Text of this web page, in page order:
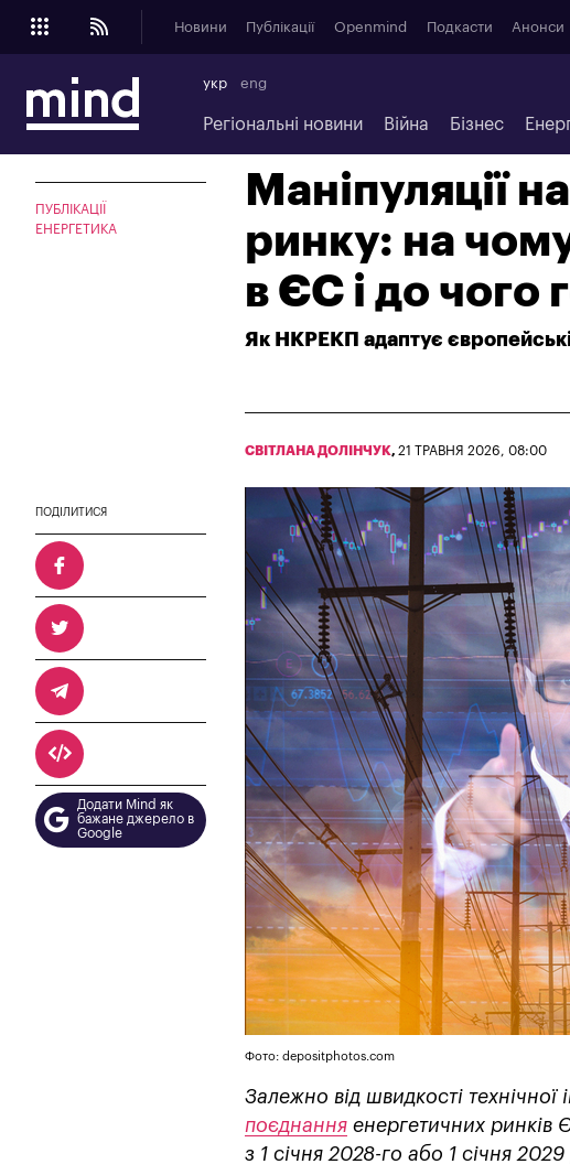
Новини Публікації Openmind Подкасти Анонси
укр eng
Регіональні новини Війна Бізнес
ПУБЛІКАЦІЇ
ЕНЕРГЕТИКА
Маніпуляції
ринку: на
в ЄС і до чого
Як НКРЕКП адаптує
СВІТЛАНА ДОЛІНЧУК, 21 ТРАВНЯ 2026, 08:00
ПОДІЛИТИСЯ
Додати Mind як
бажане джерело в
Google
Фото: depositphotos.com
Залежно від швидкості технічної
поєднання енергетичних ринків
з 1 січня 2028-го або 1 січня 2029